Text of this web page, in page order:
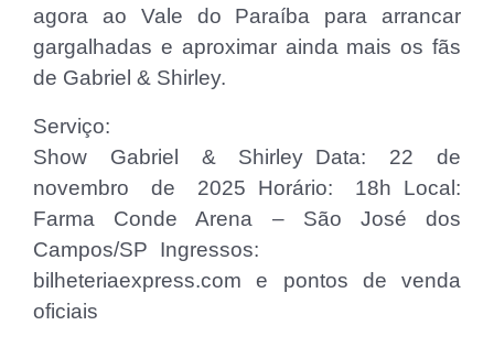
agora ao Vale do Paraíba para arrancar
gargalhadas e aproximar ainda mais os fãs
de Gabriel & Shirley.
Serviço:
Show Gabriel & Shirley Data: 22 de
novembro de 2025 Horário: 18h Local:
Farma Conde Arena – São José dos
Campos/SP Ingressos:
bilheteriaexpress.com e pontos de venda
oficiais